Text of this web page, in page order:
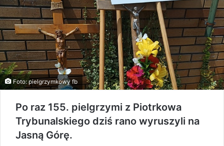
Foto: pielgrzymkowy fb
Po raz 155. pielgrzymi z Piotrkowa
Trybunalskiego dziś rano wyruszyli na
Jasną Górę.